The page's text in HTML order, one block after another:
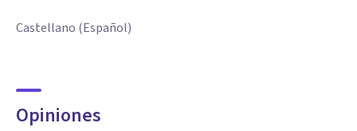
Castellano (Español)
Opiniones